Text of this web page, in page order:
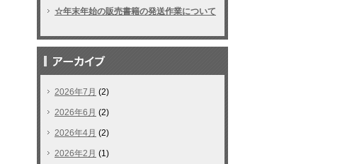
☆年末年始の販売書籍の発送作業について
2026年7月 (2)
2026年6月 (2)
2026年4月 (2)
2026年2月 (1)